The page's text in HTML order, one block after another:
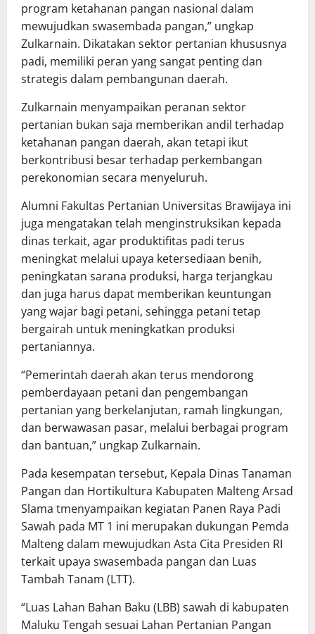
program ketahanan pangan nasional dalam
mewujudkan swasembada pangan,” ungkap
Zulkarnain. Dikatakan sektor pertanian khususnya
padi, memiliki peran yang sangat penting dan
strategis dalam pembangunan daerah.
Zulkarnain menyampaikan peranan sektor
pertanian bukan saja memberikan andil terhadap
ketahanan pangan daerah, akan tetapi ikut
berkontribusi besar terhadap perkembangan
perekonomian secara menyeluruh.
Alumni Fakultas Pertanian Universitas Brawijaya ini
juga mengatakan telah menginstruksikan kepada
dinas terkait, agar produktifitas padi terus
meningkat melalui upaya ketersediaan benih,
peningkatan sarana produksi, harga terjangkau
dan juga harus dapat memberikan keuntungan
yang wajar bagi petani, sehingga petani tetap
bergairah untuk meningkatkan produksi
pertaniannya.
“Pemerintah daerah akan terus mendorong
pemberdayaan petani dan pengembangan
pertanian yang berkelanjutan, ramah lingkungan,
dan berwawasan pasar, melalui berbagai program
dan bantuan,” ungkap Zulkarnain.
Pada kesempatan tersebut, Kepala Dinas Tanaman
Pangan dan Hortikultura Kabupaten Malteng Arsad
Slama tmenyampaikan kegiatan Panen Raya Padi
Sawah pada MT 1 ini merupakan dukungan Pemda
Malteng dalam mewujudkan Asta Cita Presiden RI
terkait upaya swasembada pangan dan Luas
Tambah Tanam (LTT).
“Luas Lahan Bahan Baku (LBB) sawah di kabupaten
Maluku Tengah sesuai Lahan Pertanian Pangan